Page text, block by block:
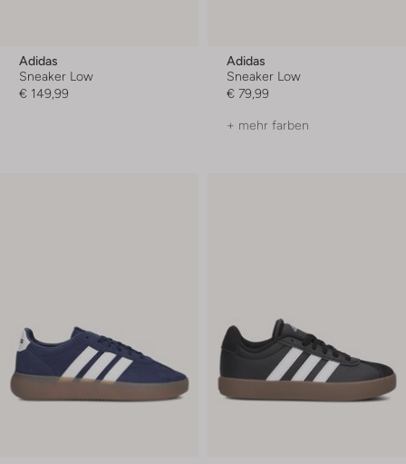
Adidas
Sneaker Low
€ 149,99
Adidas
Sneaker Low
€ 79,99
+ mehr farben